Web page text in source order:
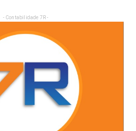
- Contabilidade 7R -